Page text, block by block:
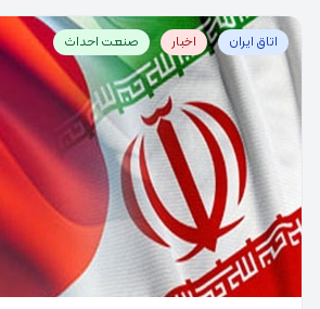
اتاق ایران اخبار صنعت احداث